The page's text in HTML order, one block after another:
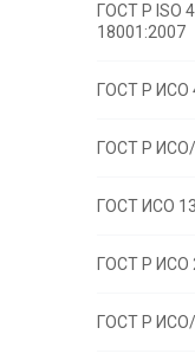
ГОСТ Р ISO
18001:2007
ГОСТ Р ИСО
ГОСТ Р
ГОСТ ИСО
ГОСТ Р ИСО
ГОСТ Р